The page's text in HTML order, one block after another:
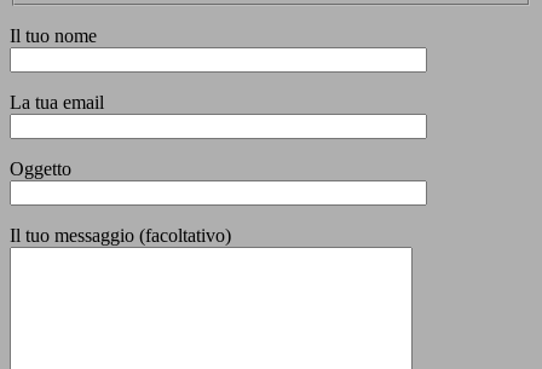
Il tuo nome
La tua email
Oggetto
Il tuo messaggio (facoltativo)